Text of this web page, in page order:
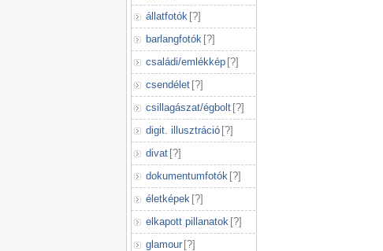
állatfotók [?]
barlangfotók [?]
családi/emlékkép [?]
csendélet [?]
csillagászat/égbolt [?]
digit. illusztráció [?]
divat [?]
dokumentumfotók [?]
életképek [?]
elkapott pillanatok [?]
glamour [?]